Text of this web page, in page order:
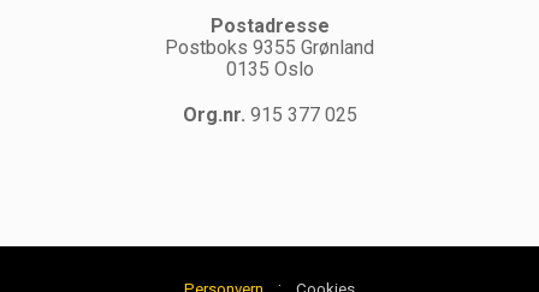
Postadresse
Postboks 9355 Grønland
0135 Oslo
Org.nr. 915 377 025